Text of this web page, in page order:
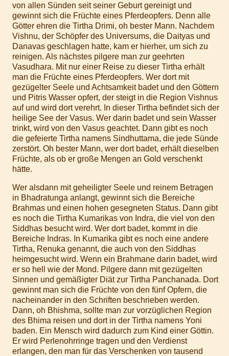
von allen Sünden seit seiner Geburt gereinigt und
gewinnt sich die Früchte eines Pferdeopfers. Denn alle
Götter ehren die Tirtha Drimi, oh bester Mann. Nachdem
Vishnu, der Schöpfer des Universums, die Daityas und
Danavas geschlagen hatte, kam er hierher, um sich zu
reinigen. Als nächstes pilgere man zur geehrten
Vasudhara. Mit nur einer Reise zu dieser Tirtha erhält
man die Früchte eines Pferdeopfers. Wer dort mit
gezügelter Seele und Achtsamkeit badet und den Göttern
und Pitris Wasser opfert, der steigt in die Region Vishnus
auf und wird dort verehrt. In dieser Tirtha befindet sich der
heilige See der Vasus. Wer darin badet und sein Wasser
trinkt, wird von den Vasus geachtet. Dann gibt es noch
die gefeierte Tirtha namens Sindhuttama, die jede Sünde
zerstört. Oh bester Mann, wer dort badet, erhält dieselben
Früchte, als ob er große Mengen an Gold verschenkt
hätte.
Wer alsdann mit geheiligter Seele und reinem Betragen
in Bhadratunga anlangt, gewinnt sich die Bereiche
Brahmas und einen hohen gesegneten Status. Dann gibt
es noch die Tirtha Kumarikas von Indra, die viel von den
Siddhas besucht wird. Wer dort badet, kommt in die
Bereiche Indras. In Kumarika gibt es noch eine andere
Tirtha, Renuka genannt, die auch von den Siddhas
heimgesucht wird. Wenn ein Brahmane darin badet, wird
er so hell wie der Mond. Pilgere dann mit gezügelten
Sinnen und gemäßigter Diät zur Tirtha Panchanada. Dort
gewinnt man sich die Früchte von den fünf Opfern, die
nacheinander in den Schriften beschrieben werden.
Dann, oh Bhishma, sollte man zur vorzüglichen Region
des Bhima reisen und dort in der Tirtha namens Yoni
baden. Ein Mensch wird dadurch zum Kind einer Göttin.
Er wird Perlenohrringe tragen und den Verdienst
erlangen, den man für das Verschenken von tausend